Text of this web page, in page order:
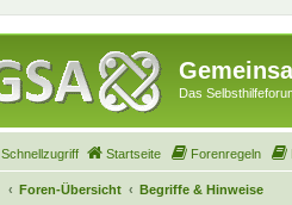
Das
Schnellzugriff Startseite Forenregeln
Foren-Übersicht Begriffe & Hinweise